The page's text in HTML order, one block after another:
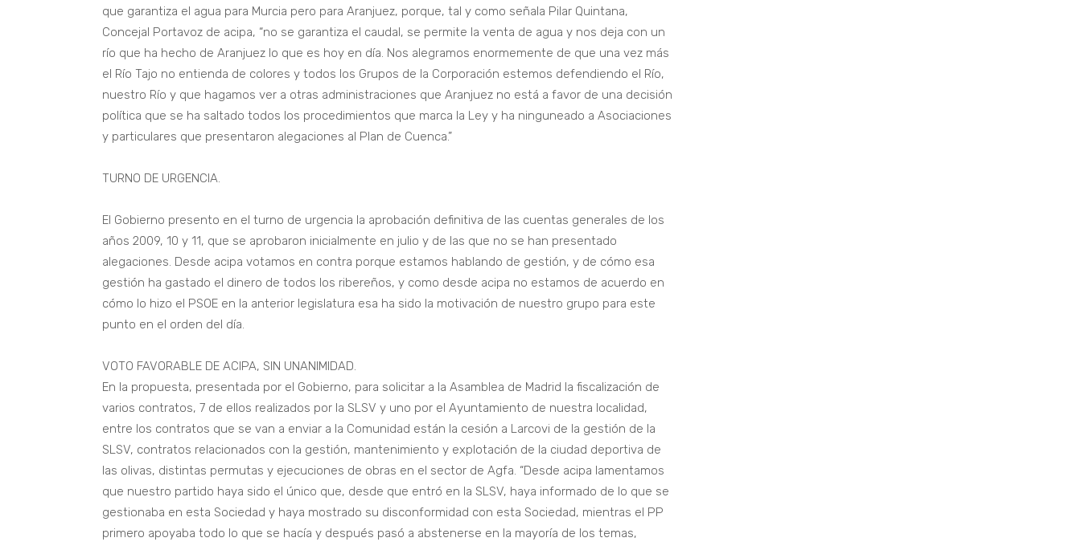
que garantiza el agua para Murcia pero para Aranjuez, porque, tal y como señala Pilar Quintana,
Concejal Portavoz de acipa, “no se garantiza el caudal, se permite la venta de agua y nos deja con un
río que ha hecho de Aranjuez lo que es hoy en día. Nos alegramos enormemente de que una vez más
el Río Tajo no entienda de colores y todos los Grupos de la Corporación estemos defendiendo el Río,
nuestro Río y que hagamos ver a otras administraciones que Aranjuez no está a favor de una decisión
política que se ha saltado todos los procedimientos que marca la Ley y ha ninguneado a Asociaciones
y particulares que presentaron alegaciones al Plan de Cuenca.”
TURNO DE URGENCIA.
El Gobierno presento en el turno de urgencia la aprobación definitiva de las cuentas generales de los
años 2009, 10 y 11, que se aprobaron inicialmente en julio y de las que no se han presentado
alegaciones. Desde acipa votamos en contra porque estamos hablando de gestión, y de cómo esa
gestión ha gastado el dinero de todos los ribereños, y como desde acipa no estamos de acuerdo en
cómo lo hizo el PSOE en la anterior legislatura esa ha sido la motivación de nuestro grupo para este
punto en el orden del día.
VOTO FAVORABLE DE ACIPA, SIN UNANIMIDAD.
En la propuesta, presentada por el Gobierno, para solicitar a la Asamblea de Madrid la fiscalización de
varios contratos, 7 de ellos realizados por la SLSV y uno por el Ayuntamiento de nuestra localidad,
entre los contratos que se van a enviar a la Comunidad están la cesión a Larcovi de la gestión de la
SLSV, contratos relacionados con la gestión, mantenimiento y explotación de la ciudad deportiva de
las olivas, distintas permutas y ejecuciones de obras en el sector de Agfa. “Desde acipa lamentamos
que nuestro partido haya sido el único que, desde que entró en la SLSV, haya informado de lo que se
gestionaba en esta Sociedad y haya mostrado su disconformidad con esta Sociedad, mientras el PP
primero apoyaba todo lo que se hacía y después pasó a abstenerse en la mayoría de los temas,